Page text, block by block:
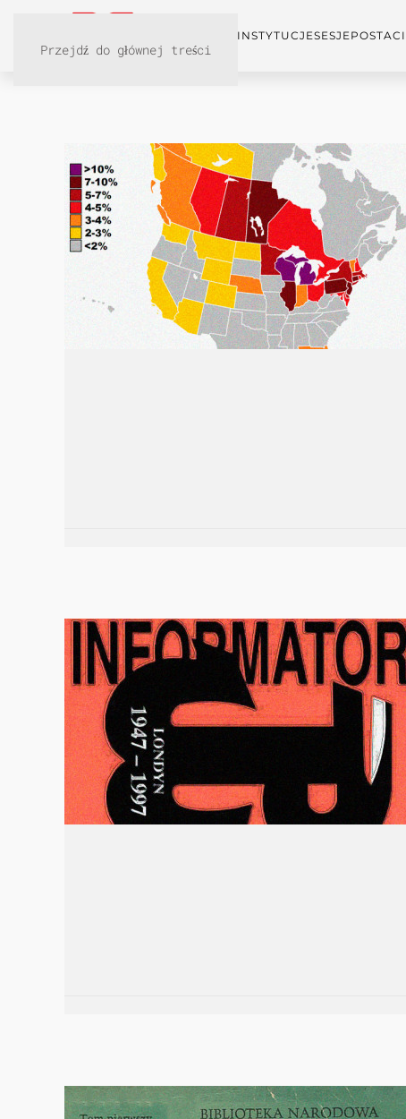
Przejdź do głównej treści
INSTYTUCJESESJEPOSTACI